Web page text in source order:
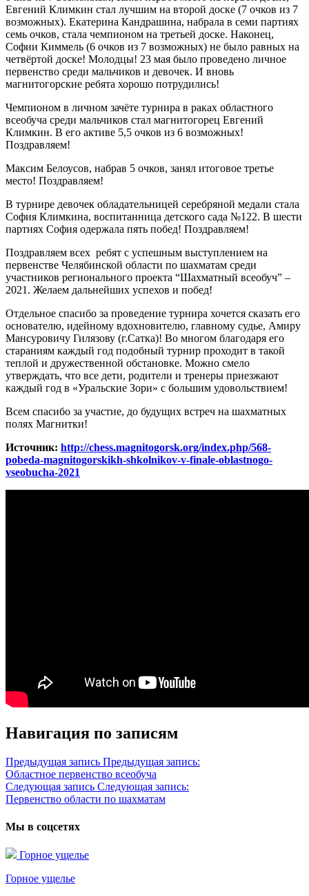
Евгений Климкин стал лучшим на второй доске (7 очков из 7
возможных). Екатерина Кандрашина, набрала в семи партиях
семь очков, стала чемпионом на третьей доске. Наконец,
Софии Киммель (6 очков из 7 возможных) не было равных на
четвёртой доске! Молодцы! 23 мая было проведено личное
первенство среди мальчиков и девочек. И вновь
магнитогорские ребята хорошо потрудились!
Чемпионом в личном зачёте турнира в раках областного
всеобуча среди мальчиков стал магнитогорец Евгений
Климкин. В его активе 5,5 очков из 6 возможных!
Поздравляем!
Максим Белоусов, набрав 5 очков, занял итоговое третье
место! Поздравляем!
В турнире девочек обладательницей серебряной медали стала
София Климкина, воспитанница детского сада №122. В шести
партиях София одержала пять побед! Поздравляем!
Поздравляем всех ребят с успешным выступлением на
первенстве Челябинской области по шахматам среди
участников регионального проекта “Шахматный всеобуч” –
2021. Желаем дальнейших успехов и побед!
Отдельное спасибо за проведение турнира хочется сказать его
основателю, идейному вдохновителю, главному судье, Амиру
Мансуровичу Гилязову (г.Сатка)! Во многом благодаря его
стараниям каждый год подобный турнир проходит в такой
теплой и дружественной обстановке. Можно смело
утверждать, что все дети, родители и тренеры приезжают
каждый год в «Уральские Зори» с большим удовольствием!
Всем спасибо за участие, до будущих встреч на шахматных
полях Магнитки!
Источник: http://chess.magnitogorsk.org/index.php/568-
pobeda-magnitogorskikh-shkolnikov-v-finale-oblastnogo-
vseobucha-2021
Навигация по записям
Предыдущая запись Предыдущая запись:
Областное первенство всеобуча
Следующая запись Следующая запись:
Первенство области по шахматам
Мы в соцсетях
Горное ущелье
Горное ущелье